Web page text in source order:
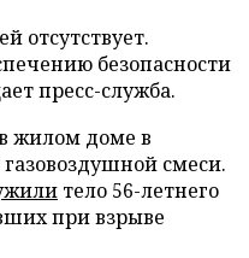
отсутствует.
безопасности
пресс-служба.
жилом доме в
смеси.
тело 56-летнего
при взрыве